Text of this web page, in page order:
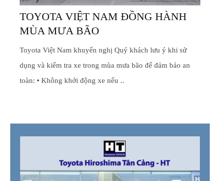
TOYOTA VIỆT NAM ĐỒNG HÀNH
MÙA MƯA BÃO
Toyota Việt Nam khuyến nghị Quý khách lưu ý khi sử
dụng và kiểm tra xe trong mùa mưa bão để đảm bảo an
toàn: • Không khởi động xe nếu ..